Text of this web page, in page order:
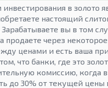
в золото
настоящий
вы в том
продаете через
ценами и есть ваша
что банки, где это
комиссию, когда
до 30% от текущей цены